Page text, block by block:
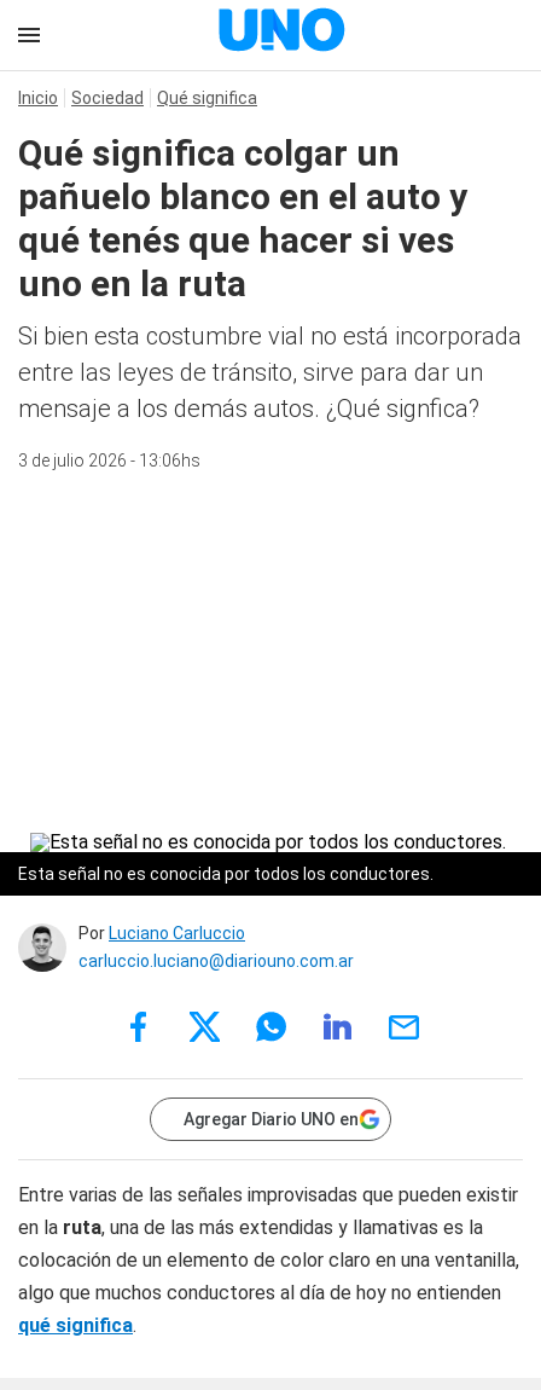
Inicio Sociedad Qué significa
Qué significa colgar un
pañuelo blanco en el auto y
qué tenés que hacer si ves
uno en la ruta
Si bien esta costumbre vial no está incorporada
entre las leyes de tránsito, sirve para dar un
mensaje a los demás autos. ¿Qué signfica?
3 de julio 2026 - 13:06hs
Esta señal no es conocida por todos los conductores.
Por Luciano Carluccio
carluccio.luciano@diariouno.com.ar
Agregar Diario UNO en
Entre varias de las señales improvisadas que pueden existir
en la ruta, una de las más extendidas y llamativas es la
colocación de un elemento de color claro en una ventanilla,
algo que muchos conductores al día de hoy no entienden
qué significa.